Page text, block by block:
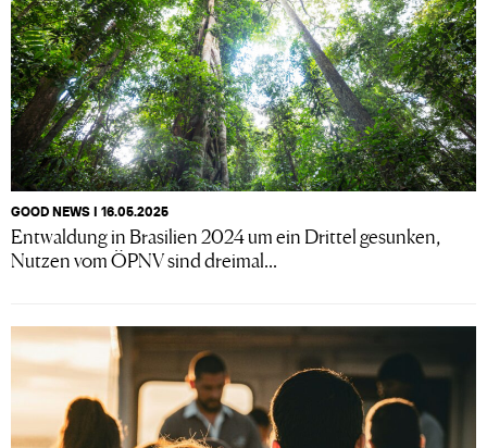
GOOD NEWS I 16.05.2025
Entwaldung in Brasilien 2024 um ein Drittel gesunken,
Nutzen vom ÖPNV sind dreimal...